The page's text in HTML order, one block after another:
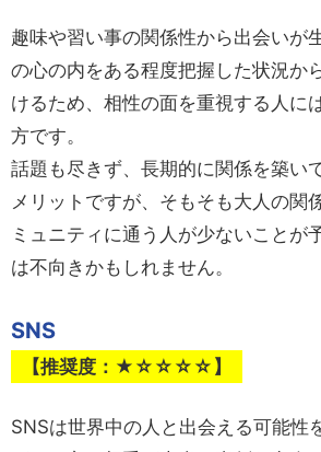
趣味や習い事の関係性から出会いが
の心の内をある程度把握した状況か
けるため、相性の面を重視する人に
方です。
話題も尽きず、長期的に関係を築い
メリットですが、そもそも大人の関
ミュニティに通う人が少ないことが
は不向きかもしれません。
SNS
【推奨度：★☆☆☆☆】
SNSは世界中の人と出会える可能性